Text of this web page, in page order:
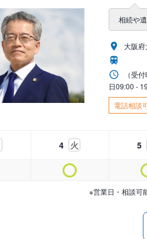
相続や
大阪
（受
日09:00 -
電話相談
4 火 5
※営業日・相談可